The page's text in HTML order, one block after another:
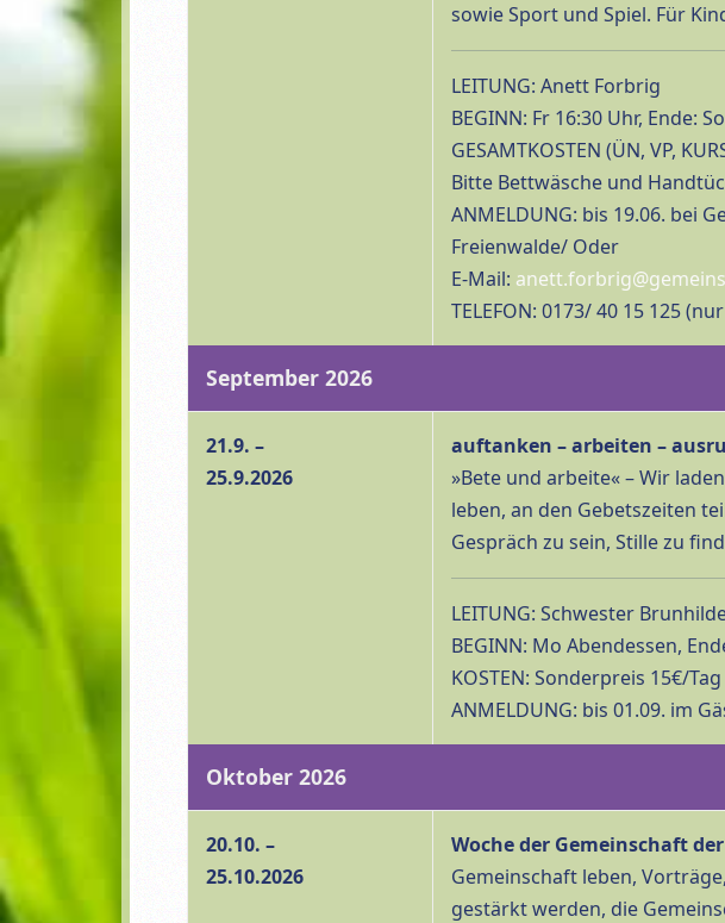
sowie Sport und Spiel. Für
LEITUNG: Anett Forbrig
BEGINN: Fr 16:30 Uhr, Ende:
GESAMTKOSTEN (ÜN, VP,
Bitte Bettwäsche und
ANMELDUNG: bis 19.06. bei
Freienwalde/ Oder
E-Mail:
TELEFON: 0173/ 40 15 125
September 2026
21.9. –
25.9.2026
auftanken – arbeiten –
»Bete und arbeite« – Wir
leben, an den Gebetszeiten
Gespräch zu sein, Stille zu
LEITUNG: Schwester
BEGINN: Mo Abendessen,
KOSTEN: Sonderpreis 15€/
ANMELDUNG: bis 01.09. im
Oktober 2026
20.10. –
25.10.2026
Woche der Gemeinschaft
Gemeinschaft leben,
gestärkt werden, die